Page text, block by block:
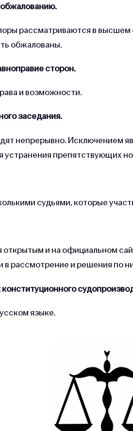
рассматриваются в
обжалованы.
сторон.
и возможности.
заседания.
непрерывно. Исключением
устранения препятствующих
судьями, которые
открытым и на официальном
в рассмотрение и решения по
языке.